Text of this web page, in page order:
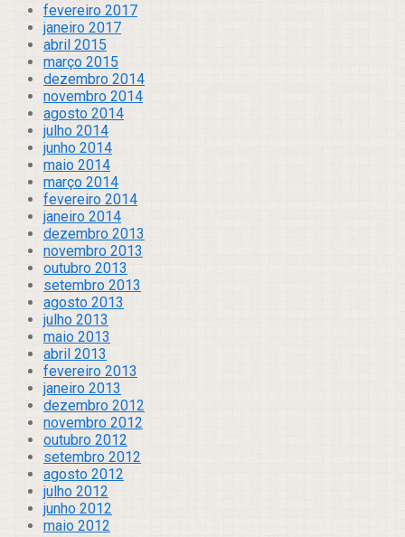
fevereiro 2017
janeiro 2017
abril 2015
março 2015
dezembro 2014
novembro 2014
agosto 2014
julho 2014
junho 2014
maio 2014
março 2014
fevereiro 2014
janeiro 2014
dezembro 2013
novembro 2013
outubro 2013
setembro 2013
agosto 2013
julho 2013
maio 2013
abril 2013
fevereiro 2013
janeiro 2013
dezembro 2012
novembro 2012
outubro 2012
setembro 2012
agosto 2012
julho 2012
junho 2012
maio 2012